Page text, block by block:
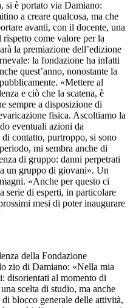
si è portato via Damiano:
a creare qualcosa, ma che
avanti, con il docente, una
come valore per la
la premiazione dell’edizione
la fondazione ha infatti
quest’anno, nonostante la
«Mettere al
e ciò che la scatena, è
sempre a disposizione di
fisica. Ascoltiamo la
eventuali azioni da
contatto, purtroppo, si sono
mi sembra anche di
di gruppo: danni perpetrati
un gruppo di giovani». Un
«Anche per questo ci
serie di esperti, in particolare
mesi di poter inaugurare
della Fondazione
zio di Damiano: «Nella mia
disorientati al momento di
scelta di studio, ma anche
blocco generale delle attività,